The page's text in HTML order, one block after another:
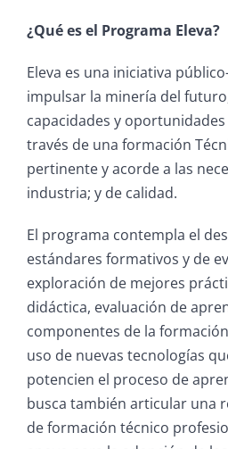
¿Qué es el Programa Eleva?
Eleva es una iniciativa
impulsar la minería del
capacidades y
través de una formación
pertinente y acorde a las
industria; y de calidad.
El programa contempla el
estándares formativos y de
exploración de mejores
didáctica, evaluación de
componentes de la
uso de nuevas tecnologías
potencien el proceso de
busca también articular una
de formación técnico